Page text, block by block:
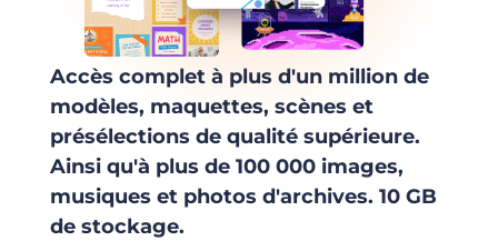
Accès complet à plus d'un million de
modèles, maquettes, scènes et
présélections de qualité supérieure.
Ainsi qu'à plus de 100 000 images,
musiques et photos d'archives. 10 GB
de stockage.